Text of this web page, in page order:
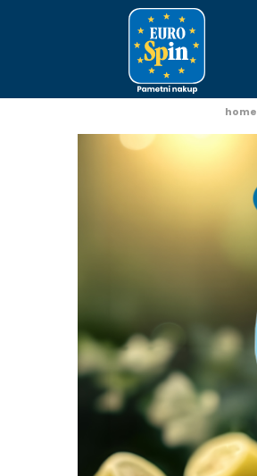
home